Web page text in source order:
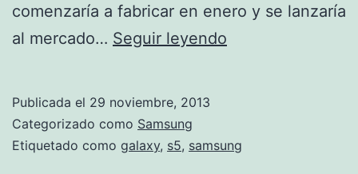
comenzaría a fabricar en enero y se lanzaría
al mercado… Seguir leyendo
comienza
Publicada el 29 noviembre, 2013
Categorizado como Samsung
Etiquetado como galaxy, s5, samsung